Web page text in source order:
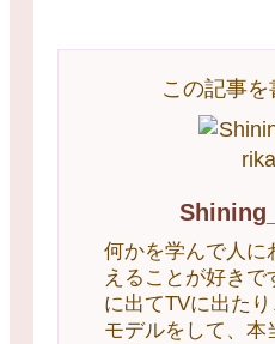
この記事を
何かを学んで人に
えることが好きで
に出てTVに出た
モデルをして、本